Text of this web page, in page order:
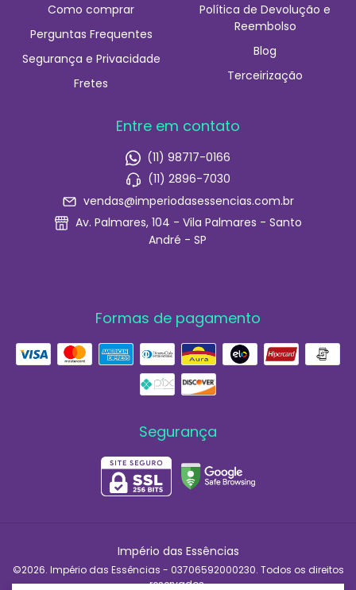
Como comprar
Perguntas Frequentes
Segurança e Privacidade
Fretes
Política de Devolução e
Reembolso
Blog
Terceirização
Entre em contato
(11) 98717-0166
(11) 2896-7030
vendas@imperiodasessencias.com.br
Av. Palmares, 104 - Vila Palmares - Santo
André - SP
Formas de pagamento
Segurança
Império das Essências
©2026. Império das Essências - 03706592000230. Todos os direitos
reservados.